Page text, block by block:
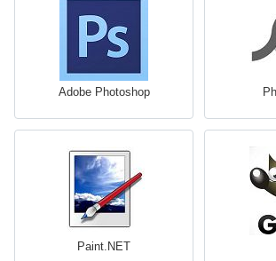
Adobe Photoshop
Paint.NET